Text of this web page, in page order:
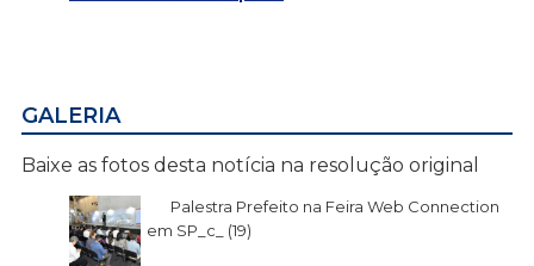
GALERIA
Baixe as fotos desta notícia na resolução original
Palestra Prefeito na Feira Web Connection
em SP_c_ (19)